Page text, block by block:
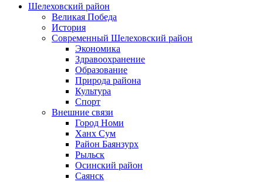
Шелеховский район
Великая Победа
История
Современный Шелеховский район
Экономика
Здравоохранение
Образование
Природа района
Культура
Спорт
Внешние связи
Город Номи
Ханх Сум
Район Баянзурх
Рыльск
Осинский район
Саянск